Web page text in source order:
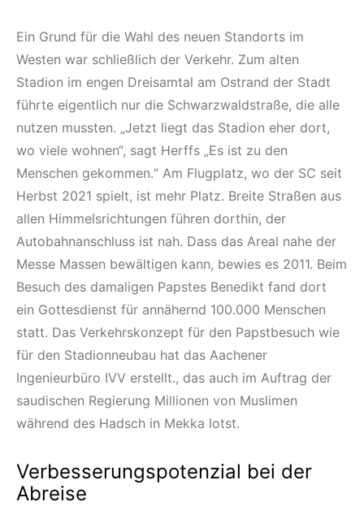
Ein Grund für die Wahl des neuen Standorts im
Westen war schließlich der Verkehr. Zum alten
Stadion im engen Dreisamtal am Ostrand der Stadt
führte eigentlich nur die Schwarzwaldstraße, die alle
nutzen mussten. „Jetzt liegt das Stadion eher dort,
wo viele wohnen“, sagt Herffs „Es ist zu den
Menschen gekommen.“ Am Flugplatz, wo der SC seit
Herbst 2021 spielt, ist mehr Platz. Breite Straßen aus
allen Himmelsrichtungen führen dorthin, der
Autobahnanschluss ist nah. Dass das Areal nahe der
Messe Massen bewältigen kann, bewies es 2011. Beim
Besuch des damaligen Papstes Benedikt fand dort
ein Gottesdienst für annähernd 100.000 Menschen
statt. Das Verkehrskonzept für den Papstbesuch wie
für den Stadionneubau hat das Aachener
Ingenieurbüro IVV erstellt., das auch im Auftrag der
saudischen Regierung Millionen von Muslimen
während des Hadsch in Mekka lotst.
Verbesserungspotenzial bei der
Abreise